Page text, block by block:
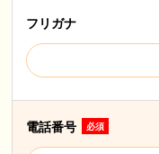
フリガナ
電話番号 必須